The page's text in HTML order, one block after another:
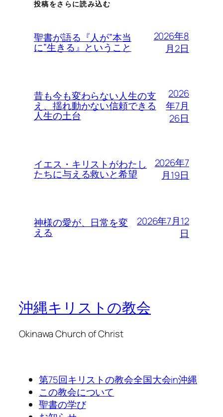
投稿をさらに読み込む
聖書が語る『人が”本当
に”生きる』ということ
2026年8
月2日
昔も今も変わらない人生の支
え、揺れ動かない信頼できる
人生の土台
2026
年7月
26日
イエス・キリストがわたし
たちに与える救いと希望
2026年7
月19日
神様の愛が、日常を変
える
2026年7月12
日
沖縄キリストの教会
Okinawa Church of Christ
第75回キリストの教会全国大会in沖縄
この教会について
聖書の学び